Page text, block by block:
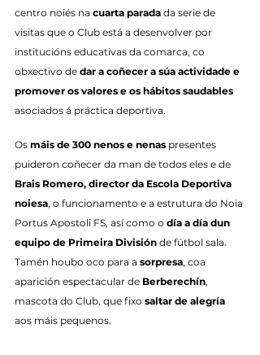
centro noiés na cuarta parada da serie de
visitas que o Club está a desenvolver por
institucións educativas da comarca, co
obxectivo de dar a coñecer a súa actividade e
promover os valores e os hábitos saudables
asociados á práctica deportiva.
Os máis de 300 nenos e nenas presentes
puideron coñecer da man de todos eles e de
Brais Romero, director da Escola Deportiva
noiesa, o funcionamento e a estrutura do Noia
Portus Apostoli FS, así como o día a día dun
equipo de Primeira División de fútbol sala.
Tamén houbo oco para a sorpresa, coa
aparición espectacular de Berberechín,
mascota do Club, que fixo saltar de alegría
aos máis pequenos.